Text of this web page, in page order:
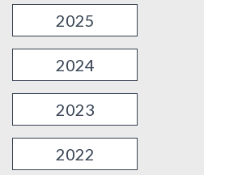
2025
2024
2023
2022